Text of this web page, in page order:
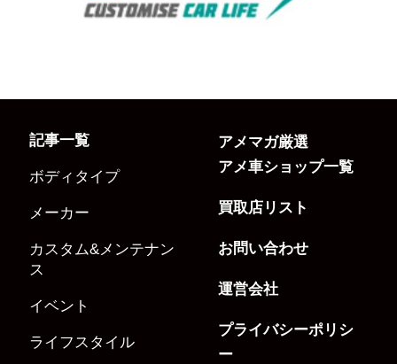
記事一覧
ボディタイプ
メーカー
カスタム&メンテナン
ス
イベント
ライフスタイル
アメマガ厳選
アメ車ショップ一覧
買取店リスト
お問い合わせ
運営会社
プライバシーポリシ
ー